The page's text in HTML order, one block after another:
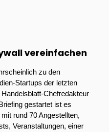
vereinfachen
zu den
Startups der letzten
Chefredakteur
gestartet ist es
rund 70 Angestellten,
Veranstaltungen, einer